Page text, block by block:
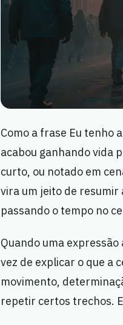
Como a frase Eu tenho
acabou ganhando vida
curto, ou notado em
vira um jeito de resumir
passando o tempo no
Quando uma
vez de explicar o que a
movimento,
repetir certos trechos.